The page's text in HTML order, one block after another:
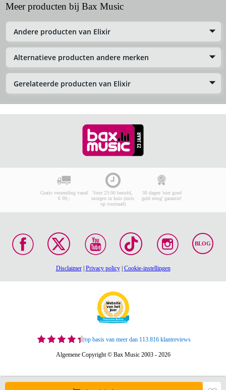
Meer producten bij Bax Music
Andere producten van Elixir
Alternatieve producten andere merken
Gerelateerde producten van Elixir
Gratis verzending vanaf
€ 99,-
Voor 23:00 besteld,
morgen in huis (mits
op voorraad)
30 dagen 'niet goed
geld terug' garantie!
BLOG
Disclaimer| Privacy policy| Cookie-instellingen
op basis van meer dan 113.816 klantreviews
Algemene Copyright © Bax Music 2003 - 2026